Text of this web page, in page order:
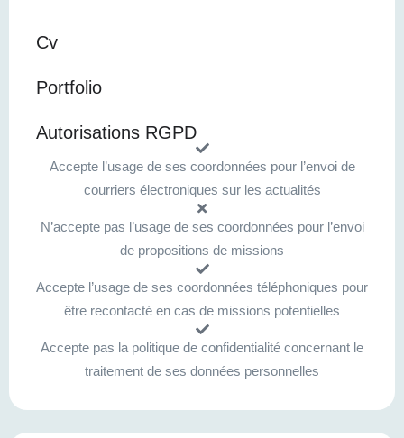
Cv
Portfolio
Autorisations RGPD
Accepte l’usage de ses coordonnées pour l’envoi de
courriers électroniques sur les actualités
N’accepte pas l’usage de ses coordonnées pour l’envoi
de propositions de missions
Accepte l’usage de ses coordonnées téléphoniques pour
être recontacté en cas de missions potentielles
Accepte pas la politique de confidentialité concernant le
traitement de ses données personnelles